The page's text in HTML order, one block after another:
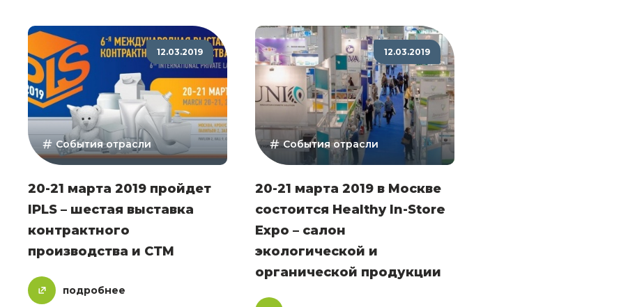
12.03.2019
События отрасли
20-21 марта 2019 пройдет
IPLS – шестая выставка
контрактного
производства и СТМ
подробнее
12.03.2019
События отрасли
20-21 марта 2019 в Москве
состоится Healthy In-Store
Expo – салон
экологической и
органической продукции